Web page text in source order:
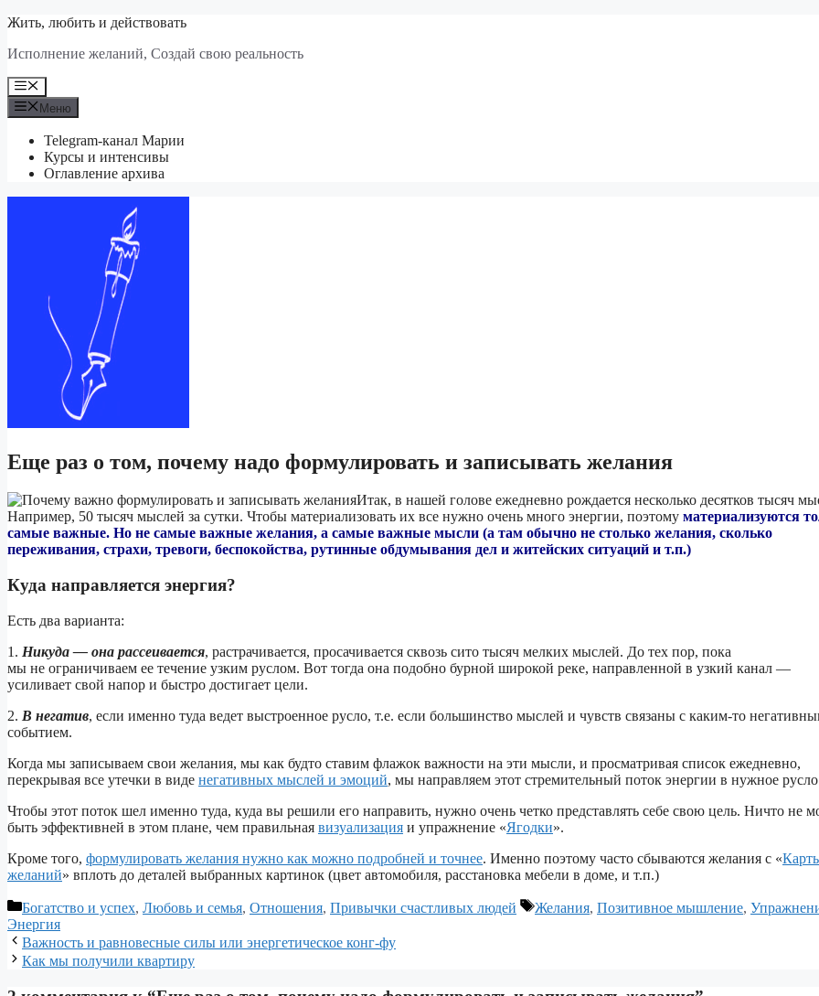
Перейти
содержимому
Жить, любить и действовать
Исполнение желаний, Создай свою реальность
Меню
Меню
Telegram-канал Марии
Курсы и интенсивы
Оглавление архива
Еще раз о том, почему надо формулировать и записывать желания
Итак, в нашей голове ежедневно рождается несколько десятков тысяч
Например, 50 тысяч мыслей за сутки. Чтобы материализовать их все нужно очень много энергии, поэтому материализуются
самые важные. Но не самые важные желания, а самые важные мысли (а там обычно не столько желания, сколько
переживания, страхи, тревоги, беспокойства, рутинные обдумывания дел и житейских ситуаций и т.п.)
Куда направляется энергия?
Есть два варианта:
1. Никуда — она рассеивается, растрачивается, просачивается сквозь сито тысяч мелких мыслей. До тех пор, пока
мы не ограничиваем ее течение узким руслом. Вот тогда она подобно бурной широкой реке, направленной в узкий канал —
усиливает свой напор и быстро достигает цели.
2. В негатив, если именно туда ведет выстроенное русло, т.е. если большинство мыслей и чувств связаны с каким-то
событием.
Когда мы записываем свои желания, мы как будто ставим флажок важности на эти мысли, и просматривая список ежедневно,
перекрывая все утечки в виде негативных мыслей и эмоций, мы направляем этот стремительный поток энергии в нужное
Чтобы этот поток шел именно туда, куда вы решили его направить, нужно очень четко представлять себе свою цель. Ничто не
быть эффективней в этом плане, чем правильная визуализация и упражнение «Ягодки».
Кроме того, формулировать желания нужно как можно подробней и точнее. Именно поэтому часто сбываются желания с «
желаний» вплоть до деталей выбранных картинок (цвет автомобиля, расстановка мебели в доме, и т.п.)
Рубрики
Богатство и успех, Любовь и семья, Отношения, Привычки счастливых людей Метки
Желания, Позитивное мышление,
Энергия
Навигация
записи
Важность и равновесные силы или энергетическое конг-фу
Как мы получили квартиру